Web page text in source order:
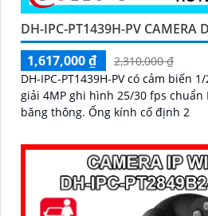
DH-IPC-PT1439H-PV CAMERA
1,617,000 ₫
2,310,000 ₫
DH-IPC-PT1439H-PV có cảm biến
giải 4MP ghi hình 25/30 fps chuẩn
băng thông. Ống kính cố định 2